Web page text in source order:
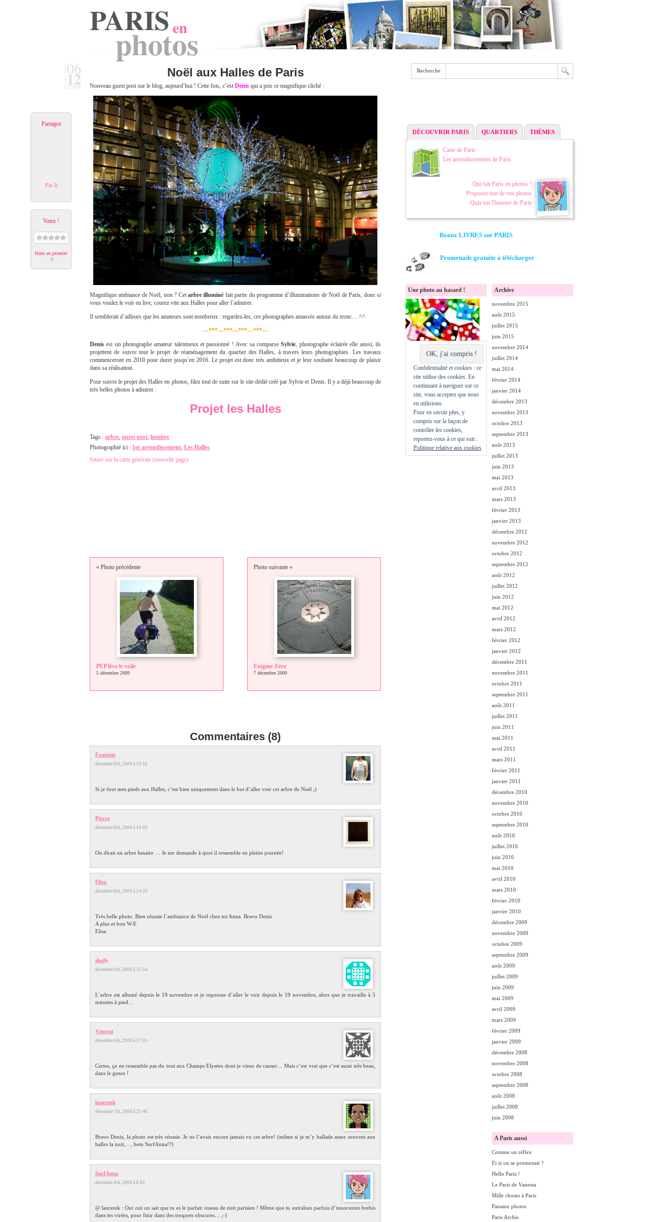
PARISen
photos
Recherche
06
12
2009
Noël aux Halles de Paris
Nouveau guest post sur le blog, aujourd’hui ! Cette fois, c’est Denis qui a pris ce magnifique cliché :
Magnifique ambiance de Noël, non ? Cet arbre illuminé fait partie du programme d’illuminations de Noël de Paris, donc si
vous voulez le voir en live, courez vite aux Halles pour aller l’admirer.
Il semblerait d’ailleurs que les amateurs sont nombreux : regardez-les, ces photographes amassés autour du tronc… ^^
—***—***—***—***—
Denisest un photographe amateur talentueux et passionné ! Avec sa comparseSylvie , photographe éclairée elle aussi, ils
projettent de suivre tout le projet de réaménagement du quartier des Halles, à travers leurs photographies. Les travaux
commenceront en 2010 pour durer jusqu’en 2016. Le projet est donc très ambitieux et je leur souhaite beaucoup de plaisir
dans sa réalisation.
Pour suivre le projet des Halles en photos, filez tout de suite sur le site dédié créé par Sylvie et Denis. Il y a déjà beaucoup de
très belles photos à admirer :
Projet les Halles
Tags : arbre guest post lumière
Photographié ici : 1er arrondissement Les Halles
Situer sur la carte générale (nouvelle page)
« Photo précédente
PEP lève le voile
5 décembre 2009
Photo suivante »
Enigme Zéro
7 décembre 2009
Commentaires (8)
Faustine
décembre 6th, 2009 à 13:50
Si je fout mes pieds aux Halles, c’est bien uniquement dans le but d’aller voir cet arbre de Noël ;)
Pierre
décembre 6th, 2009 à 14:09
On dirait un arbre lunaire … Je me demande à quoi il ressemble en pleine journée!
Elisa
décembre 6th, 2009 à 14:33
Très belle photo. Bien réussie l´ambiance de Noël chez toi Anna. Bravo Denis
A plus et bon W-E
Elisa
sheily
décembre 6th, 2009 à 15:54
L’arbre est allumé depuis le 19 novembre et je repousse d’aller le voir depuis le 19 novembre, alors que je travaille à 5
minutes à pied…
Vincent
décembre 6th, 2009 à 17:05
Certes, ça ne ressemble pas du tout aux Champs Elysées dont je viens de causer… Mais c’est vrai que c’est aussi très beau,
dans le genre !
laurentk
décembre 7th, 2009 à 22:46
Bravo Denis, la photo est très réussie. Je ne l’avais encore jamais vu cet arbre! (même si je m’y ballade assez souvent aux
halles la nuit,…, hein SurfAnna!?)
SurfAnna
décembre 8th, 2009 à 8:02
@ laurentk : Oui oui on sait que tu es le parfait oiseau de nuit parisien ! Même que tu entraînes parfois d’innocentes brebis
dans tes virées, pour finir dans des troquets obscures… ;-)
Partagez
Pin It
Votez !
Votez en premier
:)
DÉCOUVRIR PARIS QUARTIERS THÈMES
Carte de Paris
Les arrondissements de Paris
Qui fait Paris en photos ?
Proposez une de vos photos
Quiz sur l'histoire de Paris
Beaux LIVRES sur PARIS
Promenade gratuite à télécharger
Une photo au hasard !
Confidentialité et cookies : ce
site utilise des cookies. En
continuant à naviguer sur ce
site, vous acceptez que nous
en utilisions.
Pour en savoir plus, y
compris sur la façon de
contrôler les cookies,
reportez-vous à ce qui suit :
Politique relative aux cookies
Archive
novembre 2015
août 2015
juillet 2015
juin 2015
novembre 2014
juillet 2014
mai 2014
février 2014
janvier 2014
décembre 2013
novembre 2013
octobre 2013
septembre 2013
août 2013
juillet 2013
juin 2013
mai 2013
avril 2013
mars 2013
février 2013
janvier 2013
décembre 2012
novembre 2012
octobre 2012
septembre 2012
août 2012
juillet 2012
juin 2012
mai 2012
avril 2012
mars 2012
février 2012
janvier 2012
décembre 2011
novembre 2011
octobre 2011
septembre 2011
août 2011
juillet 2011
juin 2011
mai 2011
avril 2011
mars 2011
février 2011
janvier 2011
décembre 2010
novembre 2010
octobre 2010
septembre 2010
août 2010
juillet 2010
juin 2010
mai 2010
avril 2010
mars 2010
février 2010
janvier 2010
décembre 2009
novembre 2009
octobre 2009
septembre 2009
août 2009
juillet 2009
juin 2009
mai 2009
avril 2009
mars 2009
février 2009
janvier 2009
décembre 2008
novembre 2008
octobre 2008
septembre 2008
août 2008
juillet 2008
juin 2008
A Paris aussi
Comme un réflex
Et si on se promenait ?
Hello Paris !
Le Paris de Vanessa
Mille choses à Paris
Paname photos
Paris Archis